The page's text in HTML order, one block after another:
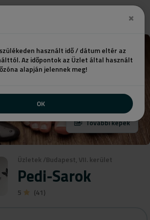
használt idő / dátum eltér az
Az időpontok az Üzlet által használt
alapján jelennek meg!
OK
Üzletek /Budapest, VII. kerület
Pedi-Sarok
5 (41)
További képek